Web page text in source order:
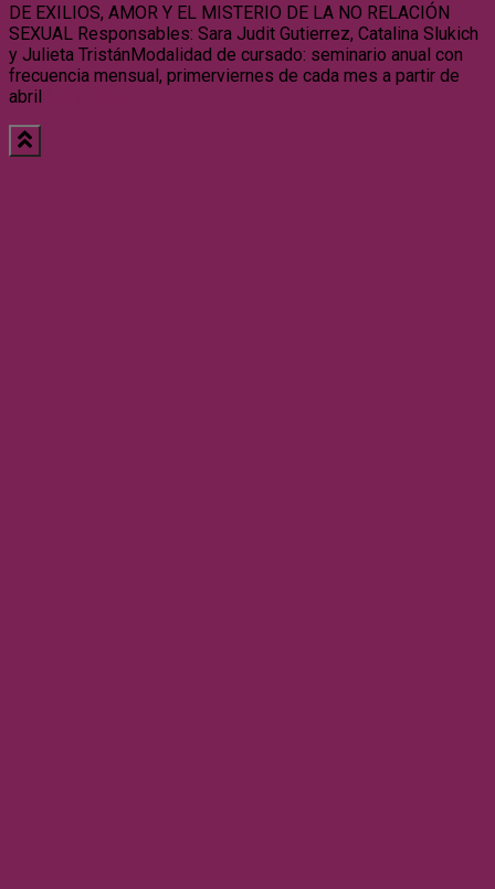
DE EXILIOS, AMOR Y EL MISTERIO DE LA NO RELACIÓN
SEXUAL Responsables: Sara Judit Gutierrez, Catalina Slukich
y Julieta TristánModalidad de cursado: seminario anual con
frecuencia mensual, primerviernes de cada mes a partir de
abril